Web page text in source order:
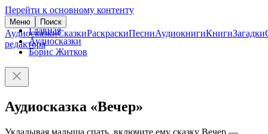
Перейти к основному контенту
Меню Поиск
АудиосказкиСказкиРаскраскиПесниАудиокнигиКнигиЗагадки
редактора
Главная
Аудиосказки
Борис Житков
Аудиосказка «Вечер»
Укладывая малыша спать, включите ему сказку Вечер —